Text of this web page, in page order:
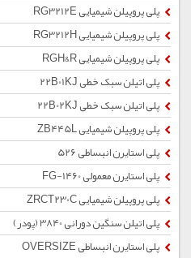
پلی پروپیلن شیمیایی RG3212E
پلی پروپیلن شیمیایی RG3212H
پلی پروپیلن شیمیایی RGH&R
پلی اتیلن سبک خطی 22B01KJ
پلی اتیلن سبک خطی 22B02KJ
پلی پروپیلن شیمیایی ZB445L
پلی استایرن انبساطی 526
پلی استایرن معمولی 1460-FG
پلی پروپیلن شیمیایی ZRCT230C
پلی اتیلن سنگین دورانی 3840 (پودر)
پلی استایرن انبساطی OVERSIZE